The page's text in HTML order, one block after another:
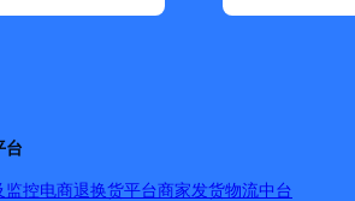
台
监控电商退换货平台商家发货物流中台
-迪庆藏族自治州-德钦县
迪庆藏族自治州德钦县燕门乡德维线